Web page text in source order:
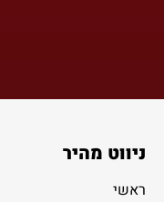
ניווט מהיר
ראשי